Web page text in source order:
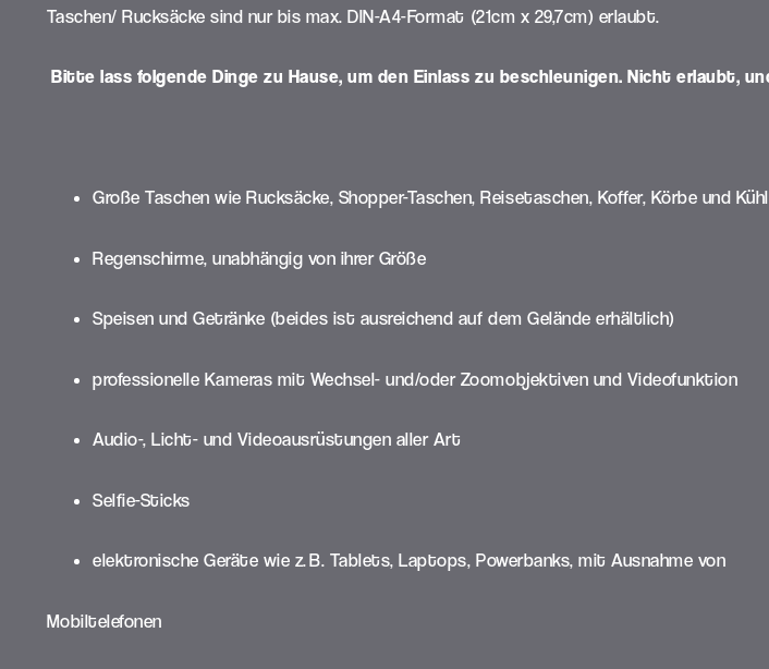
Taschen/ Rucksäcke sind nur bis max. DIN-A4-Format (21cm x 29,7cm) erlaubt.
Bitte lass folgende Dinge zu Hause, um den Einlass zu beschleunigen. Nicht erlaubt,
Große Taschen wie Rucksäcke, Shopper-Taschen, Reisetaschen, Koffer, Körbe und
Regenschirme, unabhängig von ihrer Größe
Speisen und Getränke (beides ist ausreichend auf dem Gelände erhältlich)
professionelle Kameras mit Wechsel- und/oder Zoomobjektiven und Videofunktion
Audio-, Licht- und Videoausrüstungen aller Art
Selfie-Sticks
elektronische Geräte wie z. B. Tablets, Laptops, Powerbanks, mit Ausnahme von
Mobiltelefonen